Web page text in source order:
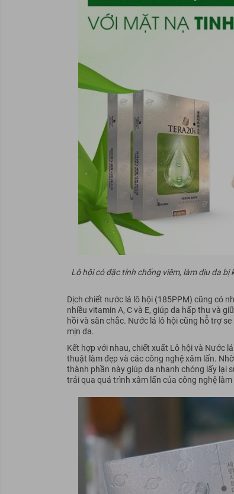
Lô hội có đặc tính chống viêm, làm dịu da
Dịch chiết nước lá lô hội (185PPM) cũng có
nhiều vitamin A, C và E, giúp da hấp thu và
hồi và săn chắc. Nước lá lô hội cũng hỗ trợ
mịn da.
Kết hợp với nhau, chiết xuất Lô hội và Nước
thuật làm đẹp và các công nghệ xâm lấn.
thành phần này giúp da nhanh chóng lấy lại
trải qua quá trình xâm lấn của công nghệ làm